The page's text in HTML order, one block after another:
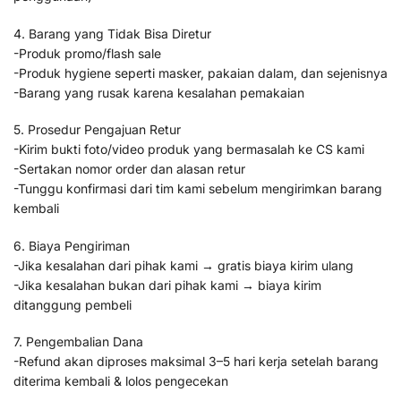
4. Barang yang Tidak Bisa Diretur
-Produk promo/flash sale
-Produk hygiene seperti masker, pakaian dalam, dan sejenisnya
-Barang yang rusak karena kesalahan pemakaian
5. Prosedur Pengajuan Retur
-Kirim bukti foto/video produk yang bermasalah ke CS kami
-Sertakan nomor order dan alasan retur
-Tunggu konfirmasi dari tim kami sebelum mengirimkan barang
kembali
6. Biaya Pengiriman
-Jika kesalahan dari pihak kami → gratis biaya kirim ulang
-Jika kesalahan bukan dari pihak kami → biaya kirim
ditanggung pembeli
7. Pengembalian Dana
-Refund akan diproses maksimal 3–5 hari kerja setelah barang
diterima kembali & lolos pengecekan